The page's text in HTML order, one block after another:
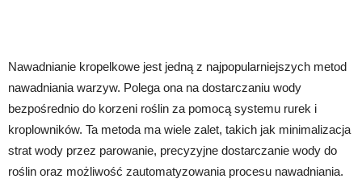
Nawadnianie kropelkowe jest jedną z najpopularniejszych metod
nawadniania warzyw. Polega ona na dostarczaniu wody
bezpośrednio do korzeni roślin za pomocą systemu rurek i
kroplowników. Ta metoda ma wiele zalet, takich jak minimalizacja
strat wody przez parowanie, precyzyjne dostarczanie wody do
roślin oraz możliwość zautomatyzowania procesu nawadniania.